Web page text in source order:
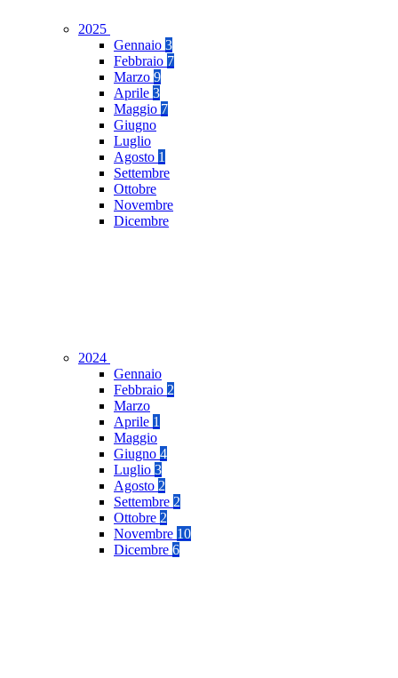
2025
Gennaio 3
Febbraio 7
Marzo 9
Aprile 3
Maggio 7
Giugno
Luglio
Agosto 1
Settembre
Ottobre
Novembre
Dicembre
2024
Gennaio
Febbraio 2
Marzo
Aprile 1
Maggio
Giugno 4
Luglio 3
Agosto 2
Settembre 2
Ottobre 2
Novembre 10
Dicembre 6